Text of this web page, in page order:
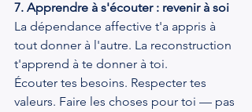
7. Apprendre à s'écouter : revenir à soi
La dépendance affective t'a appris à
tout donner à l'autre. La reconstruction
t'apprend à te donner à toi.
Écouter tes besoins. Respecter tes
valeurs. Faire les choses pour toi — pas